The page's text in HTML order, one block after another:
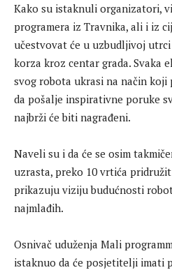
Kako su istaknuli organizatori,
programera iz Travnika, ali i iz
učestvovat će u uzbudljivoj
korza kroz centar grada. Svaka
svog robota ukrasi na način
da pošalje inspirativne poruke
najbrži će biti nagrađeni.
Naveli su i da će se osim
uzrasta, preko 10 vrtića
prikazuju viziju budućnosti
najmlađih.
Osnivač uduženja Mali
istaknuo da će posjetitelji imati